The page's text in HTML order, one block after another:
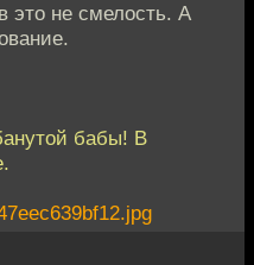
это не смелость. А
бабы! В